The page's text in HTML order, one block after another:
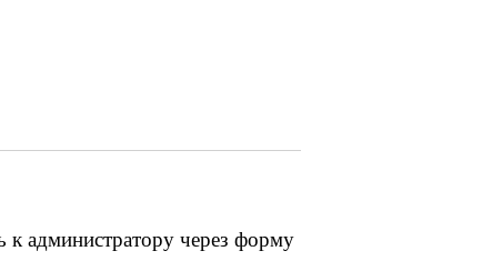
к администратору через форму